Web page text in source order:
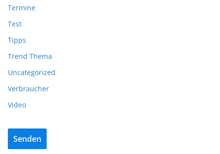
Termine
Test
Tipps
Trend Thema
Uncategorized
Verbraucher
Video
Senden